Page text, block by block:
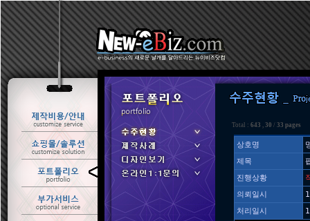
Total : 643 , 30 / 33 pages
상호명
제목
진행상황
의뢰일시
처리일시
ㆍ 수주현황
ㆍ 제작사례